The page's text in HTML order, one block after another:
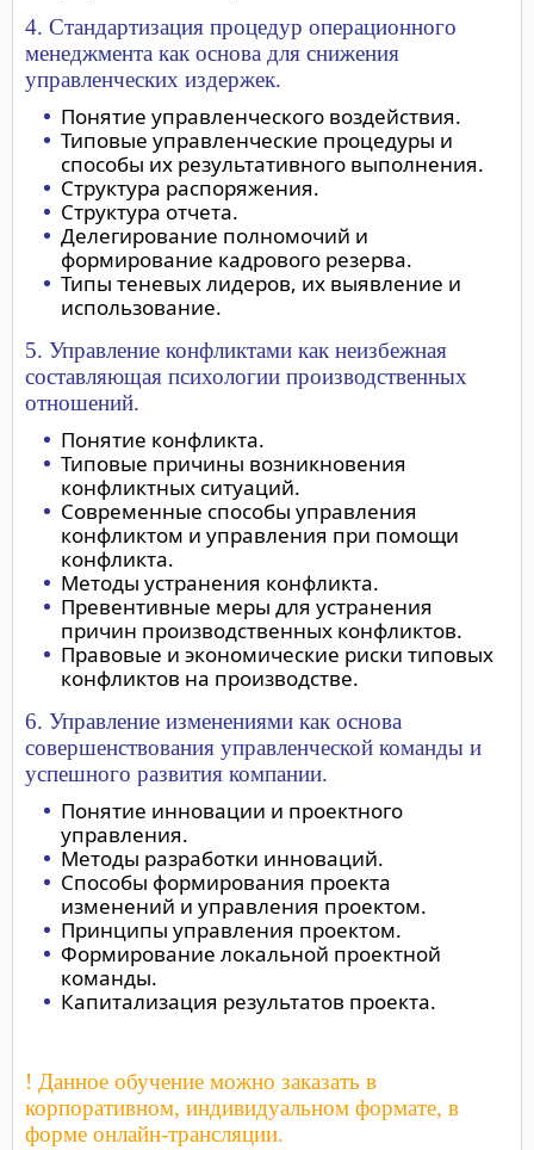
4. Стандартизация процедур операционного
менеджмента как основа для снижения
управленческих издержек.
Понятие управленческого воздействия.
Типовые управленческие процедуры и
способы их результативного выполнения.
Структура распоряжения.
Структура отчета.
Делегирование полномочий и
формирование кадрового резерва.
Типы теневых лидеров, их выявление и
использование.
5. Управление конфликтами как неизбежная
составляющая психологии производственных
отношений.
Понятие конфликта.
Типовые причины возникновения
конфликтных ситуаций.
Современные способы управления
конфликтом и управления при помощи
конфликта.
Методы устранения конфликта.
Превентивные меры для устранения
причин производственных конфликтов.
Правовые и экономические риски типовых
конфликтов на производстве.
6. Управление изменениями как основа
совершенствования управленческой команды и
успешного развития компании.
Понятие инновации и проектного
управления.
Методы разработки инноваций.
Способы формирования проекта
изменений и управления проектом.
Принципы управления проектом.
Формирование локальной проектной
команды.
Капитализация результатов проекта.
! Данное обучение можно заказать в
корпоративном, индивидуальном формате, в
форме онлайн-трансляции.